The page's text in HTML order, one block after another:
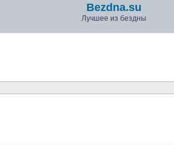
Bezdna.su
Лучшее из бездны